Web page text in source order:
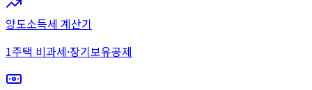
양도소득세 계산기
1주택 비과세·장기보유공제